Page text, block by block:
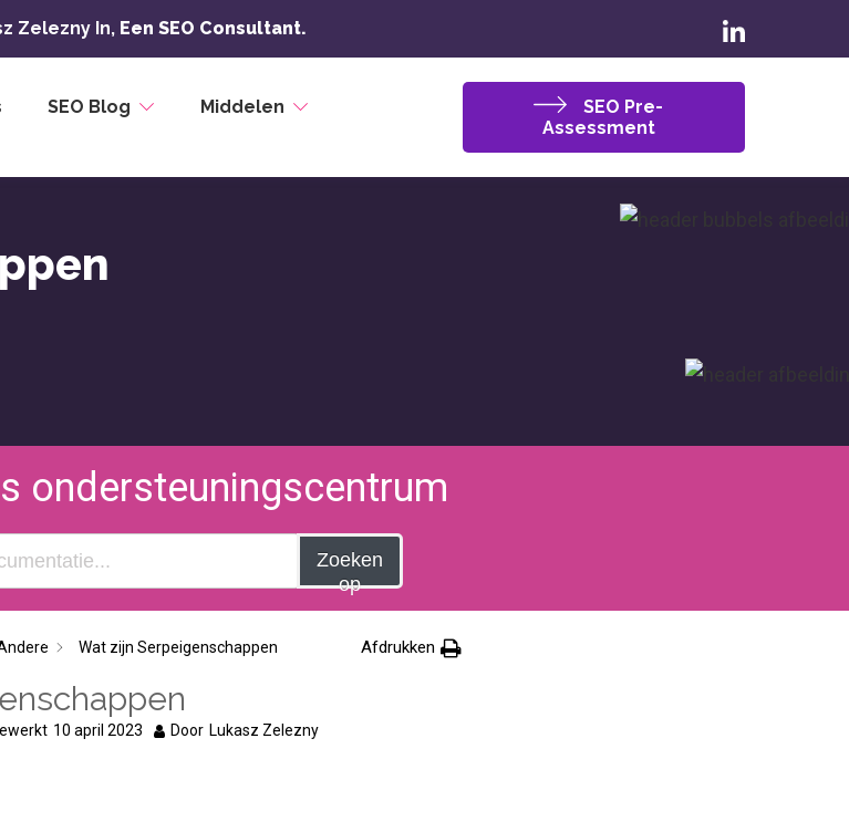
Zelezny In, Een SEO Consultant.
SEO Blog
Middelen
SEO Pre-
Assessment
ondersteuningscentrum
Zoeken
op
Wat zijn Serpeigenschappen Afdrukken
10 april 2023 Door Lukasz Zelezny